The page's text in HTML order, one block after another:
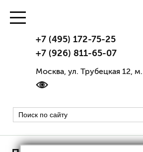
+7 (495) 172-75-25
+7 (926) 811-65-07
Москва, ул. Трубецкая 12,